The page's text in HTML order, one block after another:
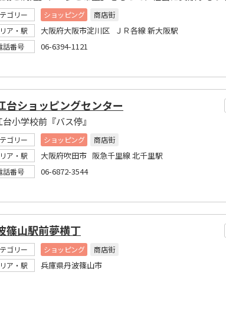
ゴリー ショッピング
商店街
ア・駅
大阪府大阪市淀川区 ＪＲ各線 新大阪駅
話番号 06-6394-1121
台ショッピングセンター
小学校前『バス停』
ゴリー ショッピング
商店街
ア・駅
大阪府吹田市 阪急千里線 北千里駅
話番号 06-6872-3544
篠山駅前夢横丁
ゴリー ショッピング
商店街
ア・駅
兵庫県丹波篠山市